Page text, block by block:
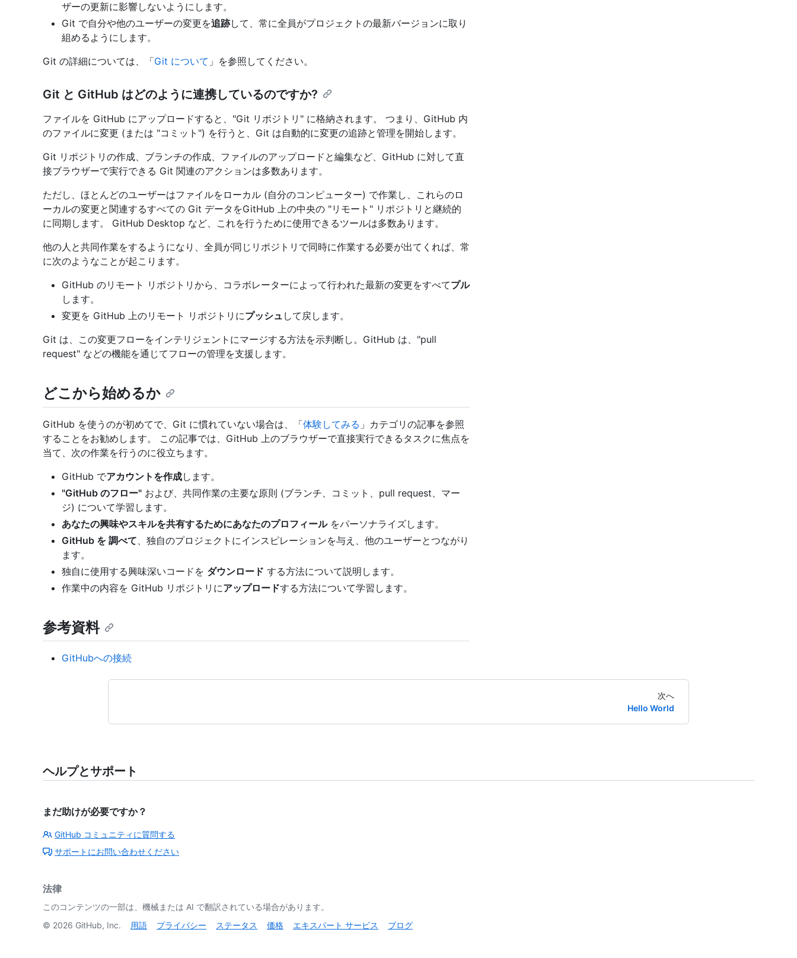
ザーの更新に影響しないようにします。
Git で自分や他のユーザーの変更を追跡して、常に全員がプロジェクトの最新バージョンに取り
組めるようにします。
Git の詳細については、「Git について 」を参照してください。
Git と GitHub はどのように連携しているのですか?
ファイルを GitHub にアップロードすると、"Git リポジトリ" に格納されます。 つまり、GitHub 内
のファイルに変更 (または "コミット") を行うと、Git は自動的に変更の追跡と管理を開始します。
Git リポジトリの作成、ブランチの作成、ファイルのアップロードと編集など、GitHub に対して直
接ブラウザーで実行できる Git 関連のアクションは多数あります。
ただし、ほとんどのユーザーはファイルをローカル (自分のコンピューター) で作業し、これらのロ
ーカルの変更と関連するすべての Git データをGitHub 上の中央の "リモート" リポジトリと継続的
に同期します。 GitHub Desktop など、これを行うために使用できるツールは多数あります。
他の人と共同作業をするようになり、全員が同じリポジトリで同時に作業する必要が出てくれば、常
に次のようなことが起こります。
GitHub のリモート リポジトリから、コラボレーターによって行われた最新の変更をすべてプル
します。
変更を GitHub 上のリモート リポジトリにプッシュ して戻します。
Git は、この変更フローをインテリジェントにマージする方法を示判断し。GitHub は、"pull
request" などの機能を通じてフローの管理を支援します。
どこから始めるか
GitHub を使うのが初めてで、Git に慣れていない場合は、「体験してみる 」カテゴリの記事を参照
することをお勧めします。 この記事では、GitHub 上のブラウザーで直接実行できるタスクに焦点を
当て、次の作業を行うのに役立ちます。
GitHub でアカウントを作成します。
"GitHub のフロー" および、共同作業の主要な原則 (ブランチ、コミット、pull request、マー
ジ) について学習します。
あなたの興味やスキルを共有するためにあなたのプロフィールをパーソナライズします。
GitHub を 調べて 、独自のプロジェクトにインスピレーションを与え、他のユーザーとつながり
ます。
独自に使用する興味深いコードを ダウンロード する方法について説明します。
作業中の内容を GitHub リポジトリにアップロードする方法について学習します。
参考資料
GitHubへの接続
次へ
Hello World
ヘルプとサポート
まだ助けが必要ですか？
GitHub コミュニティに質問する
サポートにお問い合わせください
法律
このコンテンツの一部は、機械または AI で翻訳されている場合があります。
© 2026 GitHub, Inc. 用語 プライバシー ステータス 価格 エキスパート サービス ブログ